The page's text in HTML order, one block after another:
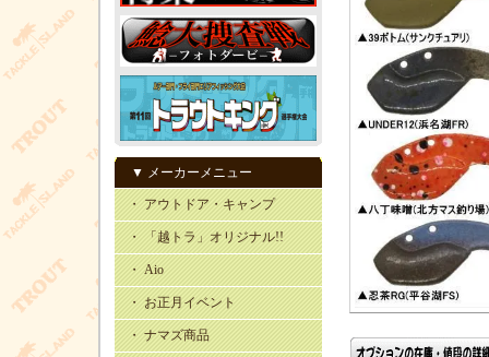
▼ メーカーメニュー
・ アウトドア・キャンプ
・ 「越トラ」オリジナル!!
・ Aio
・ お正月イベント
・ ナマズ商品